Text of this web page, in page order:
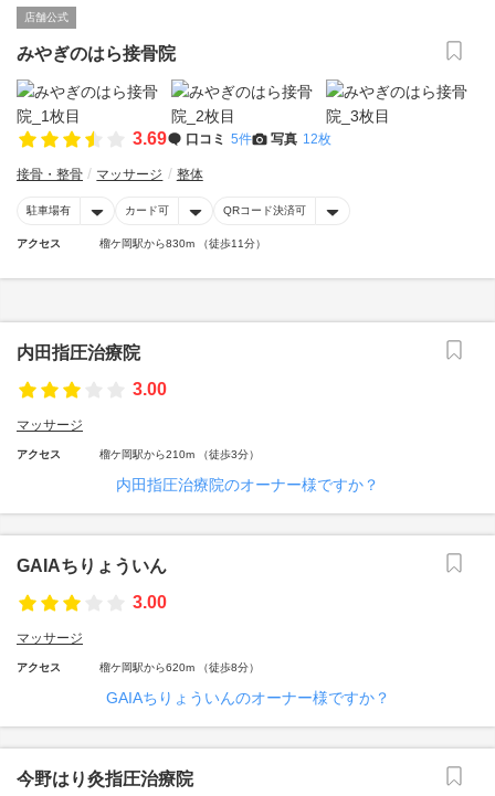
店舗公式
みやぎのはら接骨院
3.69 口コミ 5件 写真 12枚
接骨・整骨 マッサージ 整体
駐車場有 カード可 QRコード決済可
アクセス 榴ケ岡駅から830m （徒歩11分）
内田指圧治療院
3.00
マッサージ
アクセス 榴ケ岡駅から210m （徒歩3分）
内田指圧治療院のオーナー様ですか？
GAIAちりょういん
3.00
マッサージ
アクセス 榴ケ岡駅から620m （徒歩8分）
GAIAちりょういんのオーナー様ですか？
今野はり灸指圧治療院